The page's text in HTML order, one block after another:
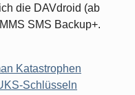
die DAVdroid (ab
SMS Backup+.
Katastrophen
Schlüsseln